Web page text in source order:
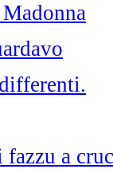
fazzu a